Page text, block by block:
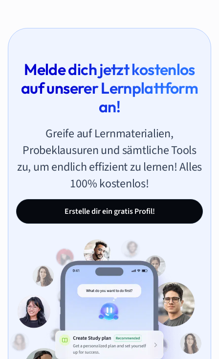
Melde dich jetzt kostenlos
auf unserer Lernplattform
an!
Greife auf Lernmaterialien,
Probeklausuren und sämtliche Tools
zu, um endlich effizient zu lernen! Alles
100% kostenlos!
Erstelle dir ein gratis Profil!